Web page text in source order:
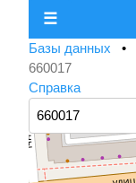
☰
Базы данных •
660017
Справка